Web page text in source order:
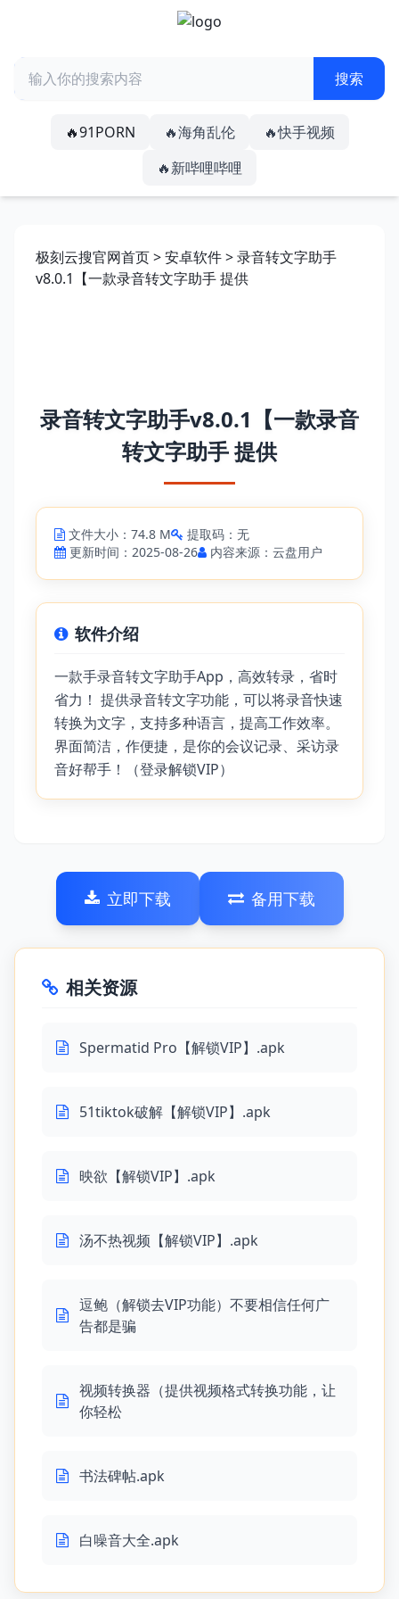
🔥91PORN 🔥海角乱伦
🔥快手视频
🔥新哔哩哔哩
极刻云搜官网首页>安卓软件> 录音转文字助手
v8.0.1【一款录音转文字助手 提供
录音转文字助手v8.0.1【一款录音
转文字助手 提供
文件大小：74.8 M
提取码：无
更新时间：2025-08-26
内容来源：云盘用户
软件介绍
一款手录音转文字助手App，高效转录，省时
省力！ 提供录音转文字功能，可以将录音快速
转换为文字，支持多种语言，提高工作效率。
界面简洁，作便捷，是你的会议记录、采访录
音好帮手！（登录解锁VIP）
立即下载 备用下载
相关资源
Spermatid Pro【解锁VIP】.apk
51tiktok破解【解锁VIP】.apk
映欲【解锁VIP】.apk
汤不热视频【解锁VIP】.apk
逗鲍（解锁去VIP功能）不要相信任何广
告都是骗
视频转换器（提供视频格式转换功能，让
你轻松
书法碑帖.apk
白噪音大全.apk